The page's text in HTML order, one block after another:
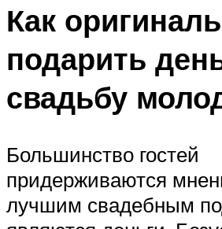
Как
подарить
свадьбу
Большинство гостей
придерживаются
лучшим свадебным